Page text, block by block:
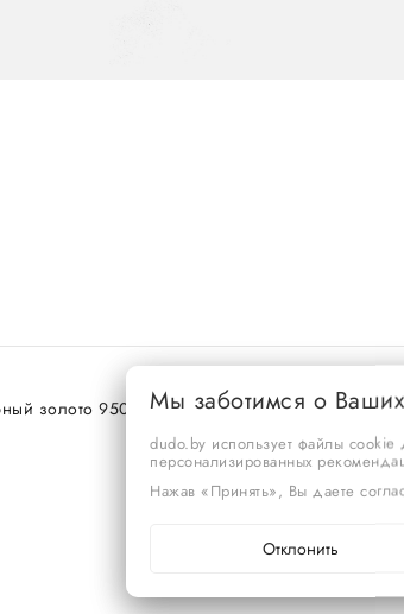
золото 950х350х210; 1,3 кгМы заботимся о Ваших
dudo.by использует файлы cookie
персонализированных
Нажав «Принять», Вы даете
Отклонить